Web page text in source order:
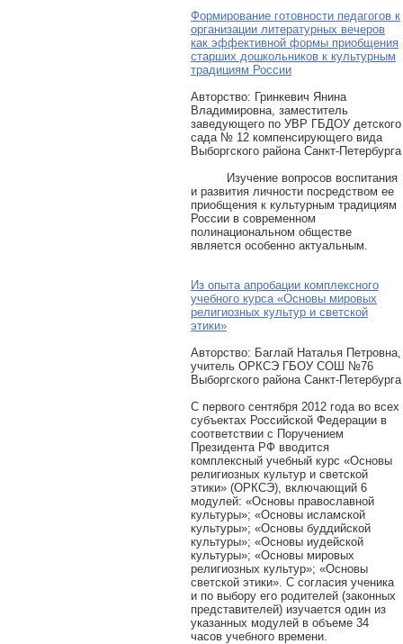
Формирование готовности педагогов к
организации литературных вечеров
как эффективной формы приобщения
старших дошкольников к культурным
традициям России
Авторcтво: Гринкевич Янина
Владимировна, заместитель
заведующего по УВР ГБДОУ детского
сада № 12 компенсирующего вида
Выборгского района Санкт-Петербурга
Изучение вопросов воспитания
и развития личности посредством ее
приобщения к культурным традициям
России в современном
полинациональном обществе
является особенно актуальным.
Из опыта апробации комплексного
учебного курса «Основы мировых
религиозных культур и светской
этики»
Авторcтво: Баглай Наталья Петровна,
учитель ОРКСЭ ГБОУ СОШ №76
Выборгского района Санкт-Петербурга
С первого сентября 2012 года во всех
субъектах Российской Федерации в
соответствии с Поручением
Президента РФ вводится
комплексный учебный курс «Основы
религиозных культур и светской
этики» (ОРКСЭ), включающий 6
модулей: «Основы православной
культуры»; «Основы исламской
культуры»; «Основы буддийской
культуры»; «Основы иудейской
культуры»; «Основы мировых
религиозных культур»; «Основы
светской этики». С согласия ученика
и по выбору его родителей (законных
представителей) изучается один из
указанных модулей в объеме 34
часов учебного времени.